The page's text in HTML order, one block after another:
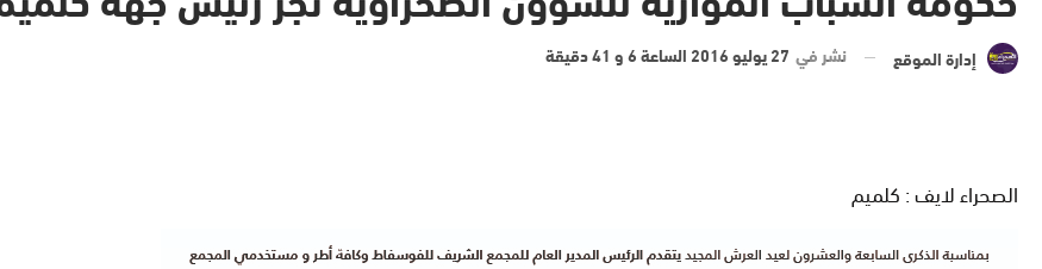
إدارة الموقع نشر في 27 يوليو 2016 الساعة 6 و 41 دقيقة
الصحراء لايف : كلميم